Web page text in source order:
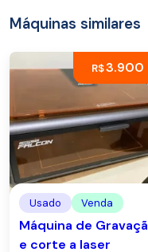
Máquinas similares
R$3.900
Usado Venda
Máquina de
e corte a laser